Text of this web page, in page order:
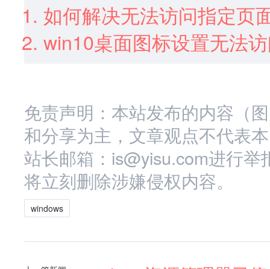
如何解决无法访问指定页
win10桌面图标设置无法
免责声明：本站发布的内容（
和分享为主，文章观点不代表
站长邮箱：is@yisu.com进行
将立刻删除涉嫌侵权内容。
windows